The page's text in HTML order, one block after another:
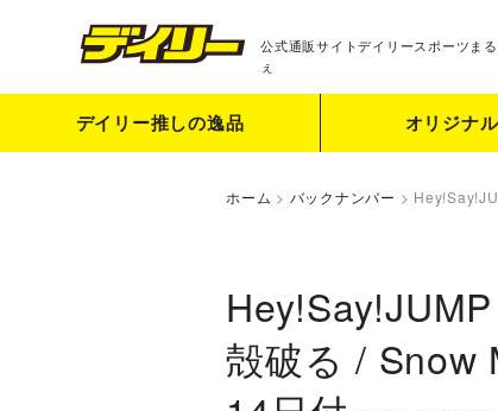
公式通販サイトデイリースポーツまる
ぇ
デイリー推しの逸品 オリジナ
ホーム > バックナンバー >
殻破る / Snow